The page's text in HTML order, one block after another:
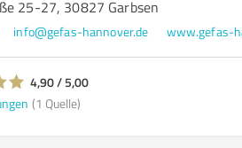
25-27, 30827 Garbsen
info@gefas-hannover.de
4,90 / 5,00
(1 Quelle)